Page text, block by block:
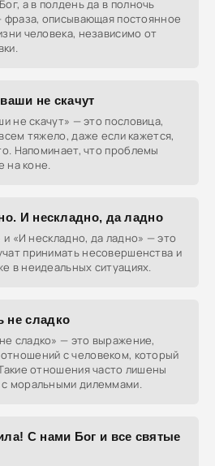
а в полдень да в полночь
фраза, описывающая постоянное
человека, независимо от
не скачут
не скачут» — это пословица,
тяжело, даже если кажется,
Напоминает, что проблемы
на коне.
И нескладно, да ладно
и «И нескладно, да ладно» — это
принимать несовершенства и
в неидеальных ситуациях.
не сладко
сладко» — это выражение,
с человеком, который
отношения часто лишены
моральными дилеммами.
С нами Бог и все святые